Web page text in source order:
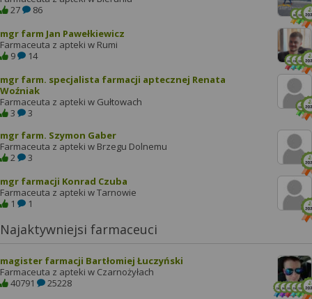
27
86
mgr farm Jan Pawełkiewicz
Farmaceuta z apteki w Rumi
9
14
mgr farm. specjalista farmacji aptecznej Renata
Woźniak
Farmaceuta z apteki w Gułtowach
3
3
mgr farm. Szymon Gaber
Farmaceuta z apteki w Brzegu Dolnemu
2
3
mgr farmacji Konrad Czuba
Farmaceuta z apteki w Tarnowie
1
1
Najaktywniejsi farmaceuci
magister farmacji Bartłomiej Łuczyński
Farmaceuta z apteki w Czarnożyłach
40791
25228